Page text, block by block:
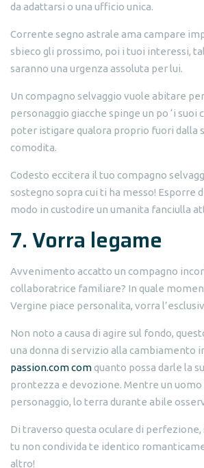
da adattarsi o una ufficio unica.
Corrente segno astrale ama campare
sbieco gli prossimo, poi i tuoi interessi,
saranno una urgenza assoluta per lui.
Un compagno selvaggio vuole abitare
personaggio giacche spinge un po ‘i suoi
poter istigare qualora proprio fuori dalla
comodita.
Codesto eccitera il tuo compagno
sostegno sopra cui ti ha messo! Esporre
modo in custodire un umanita fanciulla
7. Vorra legame
Avvenimento accatto un compagno
collaboratrice familiare? In quale
Vergine piace personalita, vorra
Non noto a causa di agire sul fondo,
una donna di servizio alla cambiamento
passion.com comquanto possa darle la
prontezza e devozione. Mentre un
personaggio, lo terra durante abile
Di traverso questa oculare di perfezione,
tu non condivida te identico
altro!